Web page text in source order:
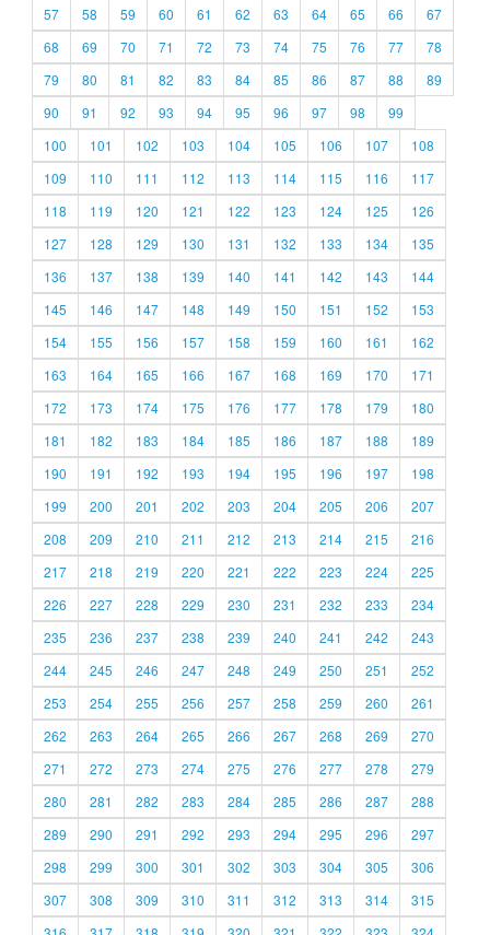
57
58 59 60 61 62 63 64 65 66
67
68
69 70 71 72 73 74 75 76 77
78
79
80 81 82 83 84 85 86 87 88
89
90
91 92 93 94 95 96 97 98
99
100
101 102 103 104 105 106 107
108
109
110 111 112 113 114 115 116
117
118
119 120 121 122 123 124 125
126
127
128 129 130 131 132 133 134
135
136
137 138 139 140 141 142 143
144
145
146 147 148 149 150 151 152
153
154
155 156 157 158 159 160 161
162
163
164 165 166 167 168 169 170
171
172
173 174 175 176 177 178 179
180
181
182 183 184 185 186 187 188
189
190
191 192 193 194 195 196 197
198
199
200 201 202 203 204 205 206
207
208
209 210 211 212 213 214 215
216
217
218 219 220 221 222 223 224
225
226
227 228 229 230 231 232 233
234
235
236 237 238 239 240 241 242
243
244
245 246 247 248 249 250 251
252
253
254 255 256 257 258 259 260
261
262
263 264 265 266 267 268 269
270
271
272 273 274 275 276 277 278
279
280
281 282 283 284 285 286 287
288
289
290 291 292 293 294 295 296
297
298
299 300 301 302 303 304 305
306
307
308 309 310 311 312 313 314
315